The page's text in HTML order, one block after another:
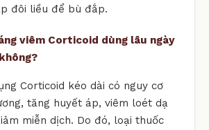
đôi liều để bù đắp.
viêm Corticoid dùng lâu ngày
Corticoid kéo dài có nguy cơ
tăng huyết áp, viêm loét dạ
miễn dịch. Do đó, loại thuốc